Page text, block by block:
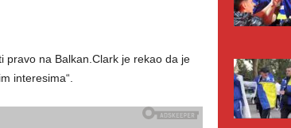
pravo na Balkan.Clark je rekao da je
interesima“.